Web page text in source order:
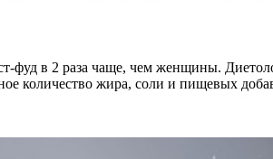
фуд в 2 раза чаще, чем женщины.
количество жира, соли и пищевых